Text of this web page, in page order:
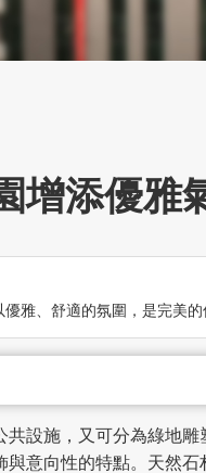
增添優雅
雅、舒適的氛圍，是完美的
設施，又可分為綠地雕
與意向性的特點。天然